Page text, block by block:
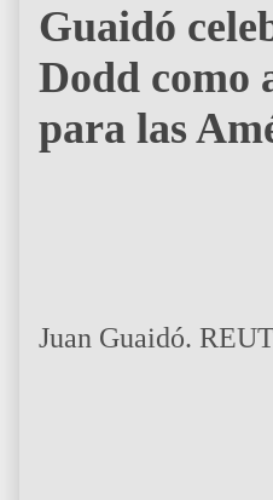
Guaidó
Dodd como
para las
Juan Guaidó.